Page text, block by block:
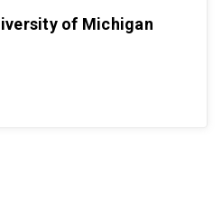
of Michigan